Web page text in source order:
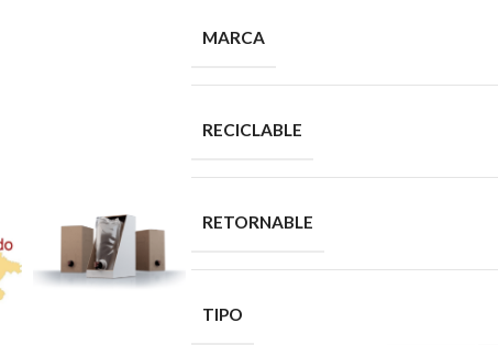
MARCA
RECICLABLE
RETORNABLE
TIPO